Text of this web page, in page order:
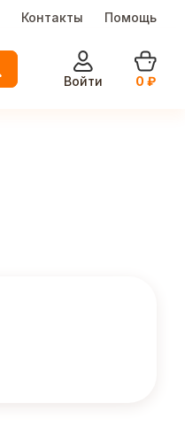
Контакты Помощь
Войти
0 ₽